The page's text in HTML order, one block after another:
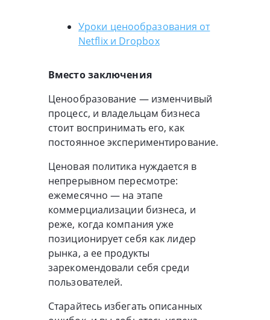
Уроки ценообразования от
Netflix и Dropbox
Вместо заключения
Ценообразование — изменчивый
процесс, и владельцам бизнеса
стоит воспринимать его, как
постоянное экспериментирование.
Ценовая политика нуждается в
непрерывном пересмотре:
ежемесячно — на этапе
коммерциализации бизнеса, и
реже, когда компания уже
позиционирует себя как лидер
рынка, а ее продукты
зарекомендовали себя среди
пользователей.
Старайтесь избегать описанных